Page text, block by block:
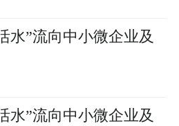
水”流向中小微企业及
水”流向中小微企业及